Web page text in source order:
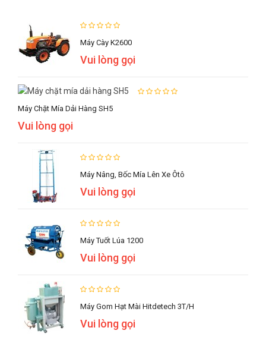
Máy Cày K2600
Vui lòng gọi
Máy Chặt Mía Dải Hàng SH5
Vui lòng gọi
Máy Nâng, Bốc Mía Lên Xe Ôtô
Vui lòng gọi
Máy Tuốt Lúa 1200
Vui lòng gọi
Máy Gom Hạt Mài Hitdetech 3T/h
Vui lòng gọi